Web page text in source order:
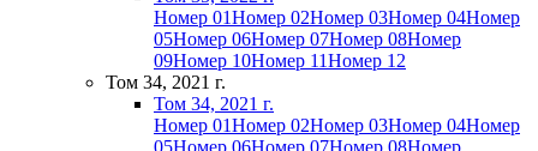
Номер 01Номер 02Номер 03Номер 04Номер
05Номер 06Номер 07Номер 08Номер
09Номер 10Номер 11Номер 12
Том 34, 2021 г.
Том 34, 2021 г.
Номер 01Номер 02Номер 03Номер 04Номер
05Номер 06Номер 07Номер 08Номер